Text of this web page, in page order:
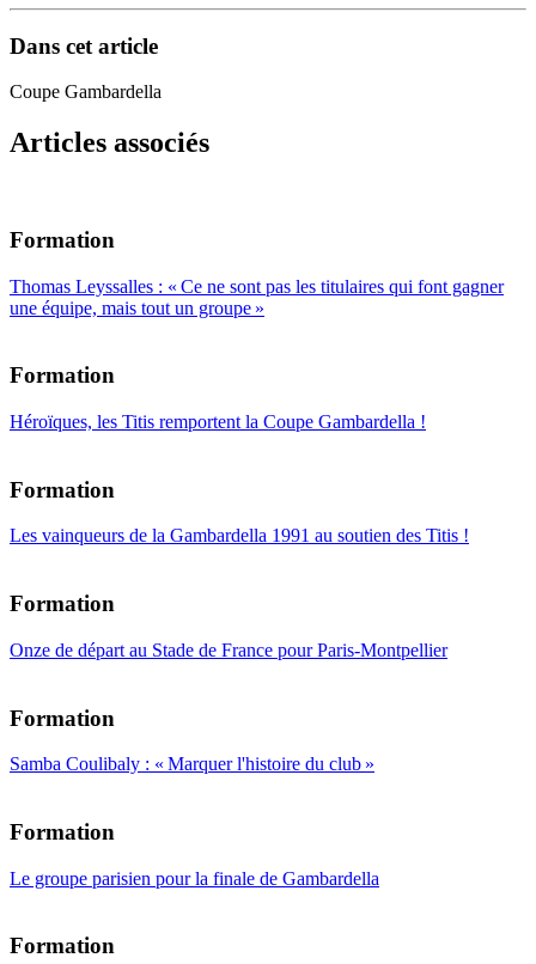
Dans cet article
Coupe Gambardella
Articles associés
Formation
Thomas Leyssalles : « Ce ne sont pas les titulaires qui font gagner
une équipe, mais tout un groupe »
Formation
Héroïques, les Titis remportent la Coupe Gambardella !
Formation
Les vainqueurs de la Gambardella 1991 au soutien des Titis !
Formation
Onze de départ au Stade de France pour Paris-Montpellier
Formation
Samba Coulibaly : « Marquer l'histoire du club »
Formation
Le groupe parisien pour la finale de Gambardella
Formation